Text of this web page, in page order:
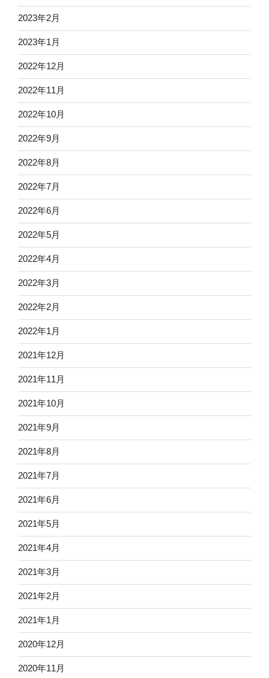
2023年2月
2023年1月
2022年12月
2022年11月
2022年10月
2022年9月
2022年8月
2022年7月
2022年6月
2022年5月
2022年4月
2022年3月
2022年2月
2022年1月
2021年12月
2021年11月
2021年10月
2021年9月
2021年8月
2021年7月
2021年6月
2021年5月
2021年4月
2021年3月
2021年2月
2021年1月
2020年12月
2020年11月